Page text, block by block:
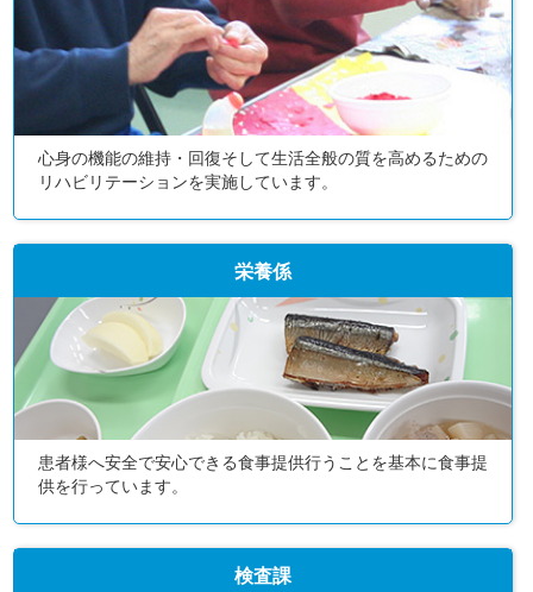
心身の機能の維持・回復そして生活全般の質を高めるための
リハビリテーションを実施しています。
栄養係
患者様へ安全で安心できる食事提供行うことを基本に食事提
供を行っています。
検査課